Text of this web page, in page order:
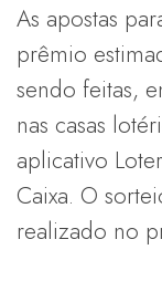
As apostas
prêmio
sendo feitas,
nas casas
aplicativo
Caixa. O
realizado no